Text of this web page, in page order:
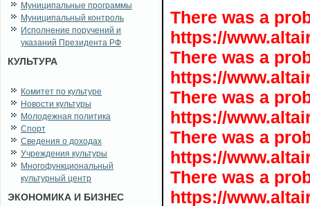
Муниципальные программы
Муниципальный контроль
Исполнение поручений и
указаний Президента РФ
КУЛЬТУРА
Комитет по культуре
Новости культуры
Молодежная политика
Спорт
Сведения о доходах
Учреждения культуры
Многофункциональный
культурный центр
ЭКОНОМИКА И БИЗНЕС
There was a
https://
There was a
https://
There was a
https://
There was a
https://
There was a
https://